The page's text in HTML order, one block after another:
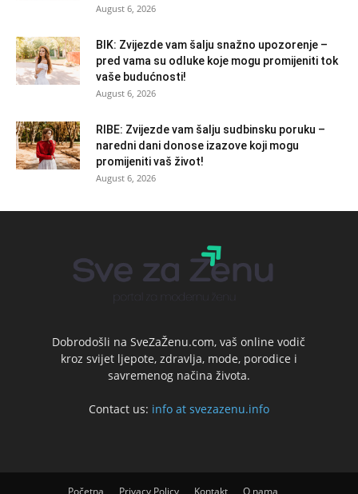
August 6, 2026
BIK: Zvijezde vam šalju snažno upozorenje –
pred vama su odluke koje mogu promijeniti tok
vaše budućnosti!
August 6, 2026
RIBE: Zvijezde vam šalju sudbinsku poruku –
naredni dani donose izazove koji mogu
promijeniti vaš život!
August 6, 2026
Dobrodošli na SveZaŽenu.com, vaš online vodič
kroz svijet ljepote, zdravlja, mode, porodice i
savremenog načina života.
Contact us: info at svezazenu.info
Početna Privacy Policy Kontakt O nama